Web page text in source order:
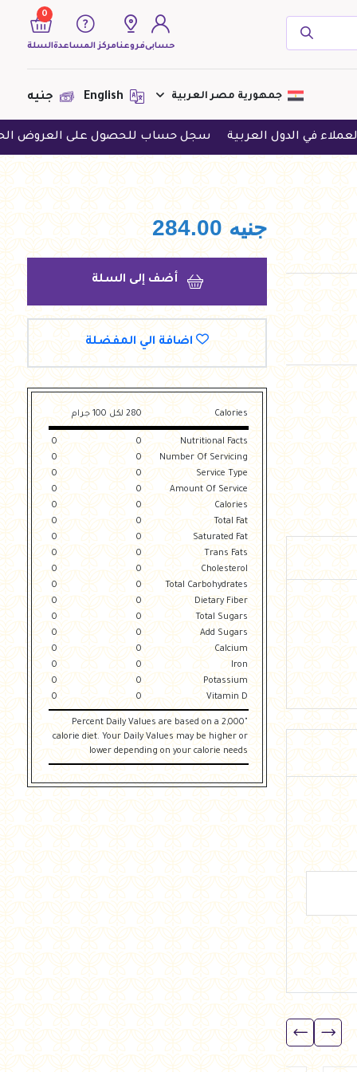
حسابىفروعنامركز المساعدة
0
السلة
لا يوجد منتجات لعرضها فى الوقت
الحالى
جمهورية مصر العربية جنيه
العربية سجل حساب للحصول على العروض الحصرية
جنيه 284.00
أضف إلى السلة
اضافة الي المفضلة
Calories 280 لكل 100 جرام
Nutritional Facts
0
0
Number Of Servicing
0
0
Service Type
0
0
Amount Of Service
0
0
Calories
0
0
Total Fat
0
0
Saturated Fat
0
0
Trans Fats
0
0
Cholesterol
0
0
Total Carbohydrates
0
0
Dietary Fiber
0
0
Total Sugars
0
0
Add Sugars
0
0
Calcium
0
0
Iron
0
0
Potassium
0
0
Vitamin D
0
0
"Percent Daily Values are based on a 2,000
calorie diet. Your Daily Values may be higher or
lower depending on your calorie needs